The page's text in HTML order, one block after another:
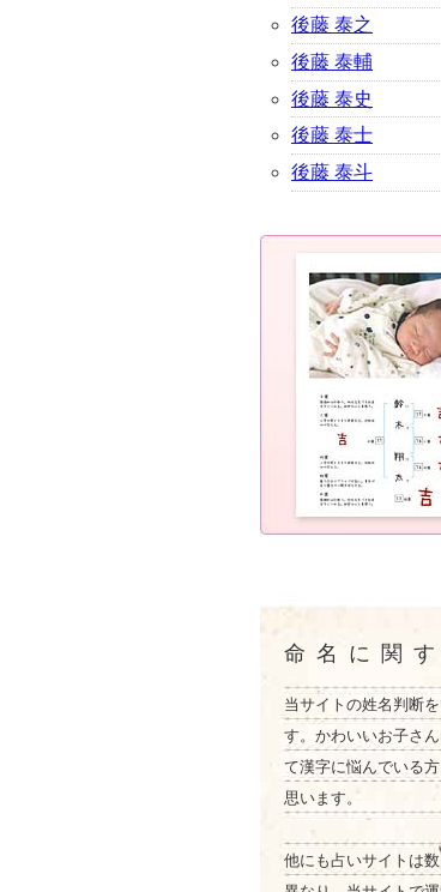
後藤 泰之
後藤 泰輔
後藤 泰史
後藤 泰士
後藤 泰斗
命名に関
当サイトの姓名判断
す。かわいいお子さ
て漢字に悩んでいる
思います。
他にも占いサイトは